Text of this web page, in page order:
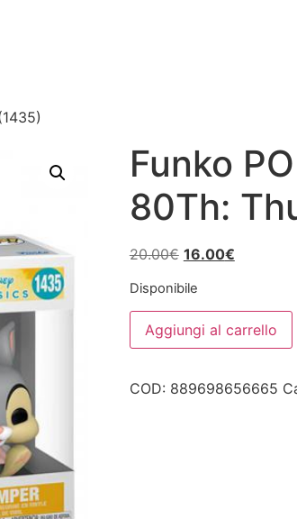
Funko
80Th:
20.00€ Il
originale
20.00€.
16.00€Il
16.00€.
Disponibile
Funko
POP!
Disney
Thumper
Aggiungi al carrello
COD: 889698656665